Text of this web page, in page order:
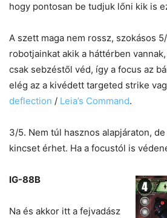
hogy pontosan be tudjuk lőni kik is
A szett maga nem rossz, szokásos
robotjainkat akik a háttérben
csak sebzéstől véd, így a focus az
elég az a kivédett targeted strike
deflection / Leia’s Command.
3/5. Nem túl hasznos alapjáraton,
kincset érhet. Ha a focustól is
IG-88B
Na és akkor itt a fejvadász